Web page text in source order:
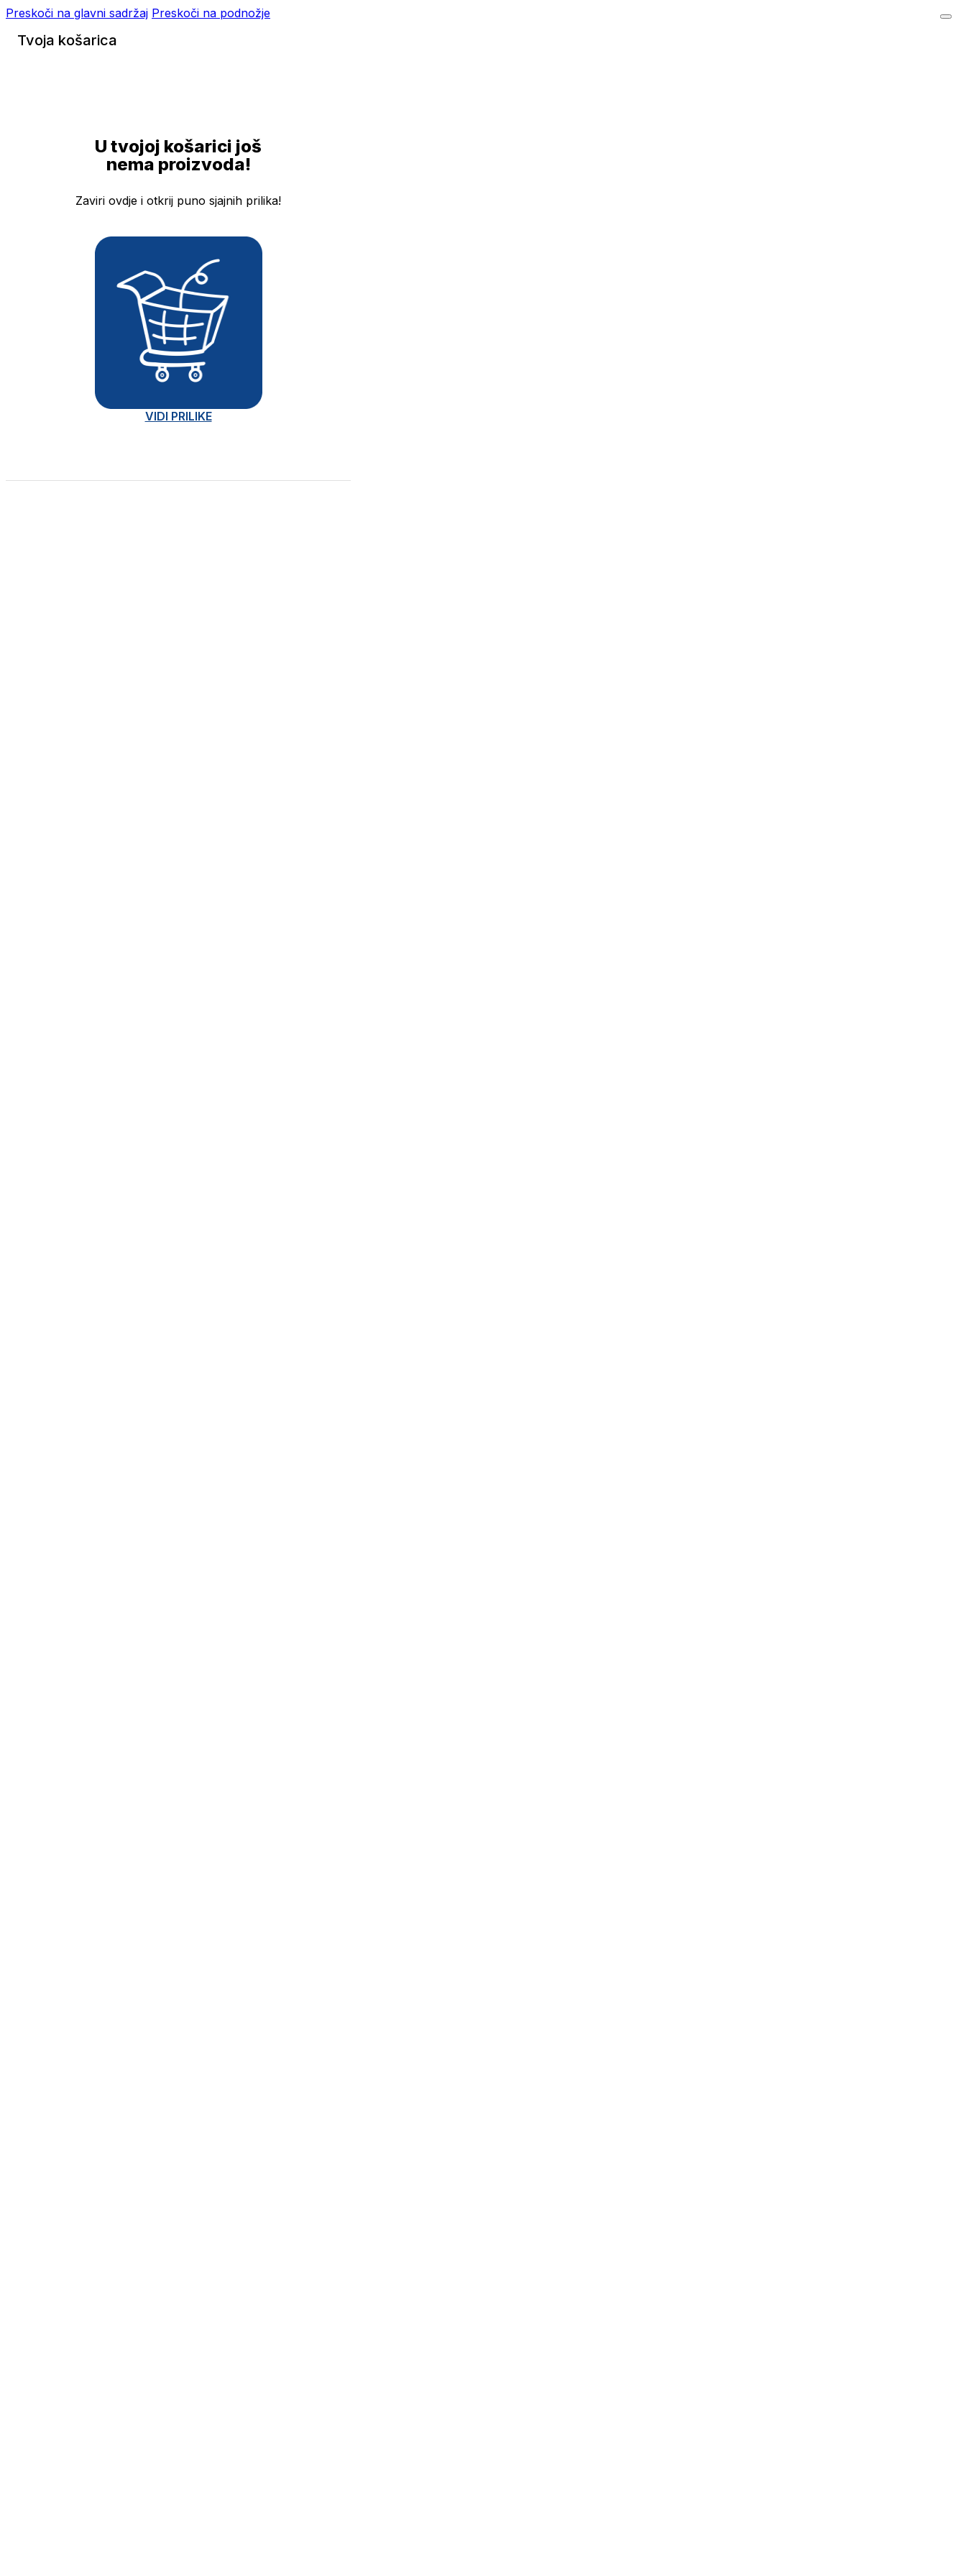
Preskoči na glavni sadržaj Preskoči na podnožje
Tvoja košarica
U tvojoj košarici još
nema proizvoda!
Zaviri ovdje i otkrij puno sjajnih prilika!
VIDI PRILIKE